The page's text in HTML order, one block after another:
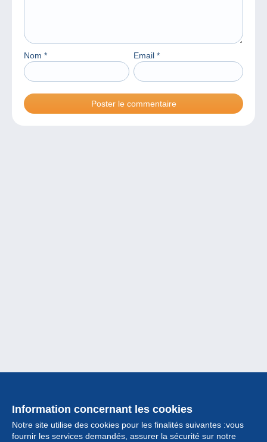
Nom * Email *
Information concernant les cookies
Notre site utilise des cookies pour les finalités suivantes :vous
fournir les services demandés, assurer la sécurité sur notre